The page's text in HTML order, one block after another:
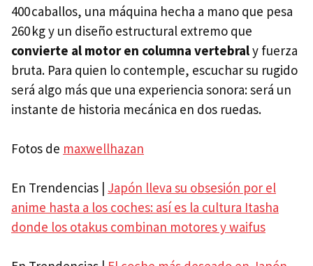
400 caballos, una máquina hecha a mano que pesa
260 kg y un diseño estructural extremo que
convierte al motor en columna vertebraly fuerza
bruta. Para quien lo contemple, escuchar su rugido
será algo más que una experiencia sonora: será un
instante de historia mecánica en dos ruedas.
Fotos de maxwellhazan
En Trendencias | Japón lleva su obsesión por el
anime hasta a los coches: así es la cultura Itasha
donde los otakus combinan motores y waifus